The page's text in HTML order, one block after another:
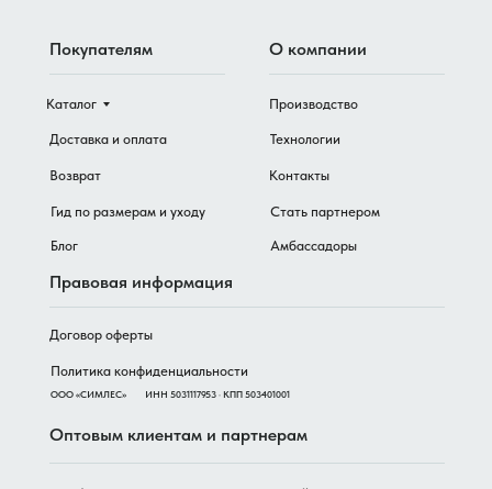
Оптовым клиентам и партнерам
Покупателям
Возврат
Доставка и оплата
Правовая информация
ООО «СИМЛЕС» ИНН 5031117953 · КПП 503401001
Политика конфиденциальности
Договор оферты
О компании
Технологии
Амбассадоры
Производство
Контакты
Блог
Стать партнером
Каталог
Гид по размерам и уходу